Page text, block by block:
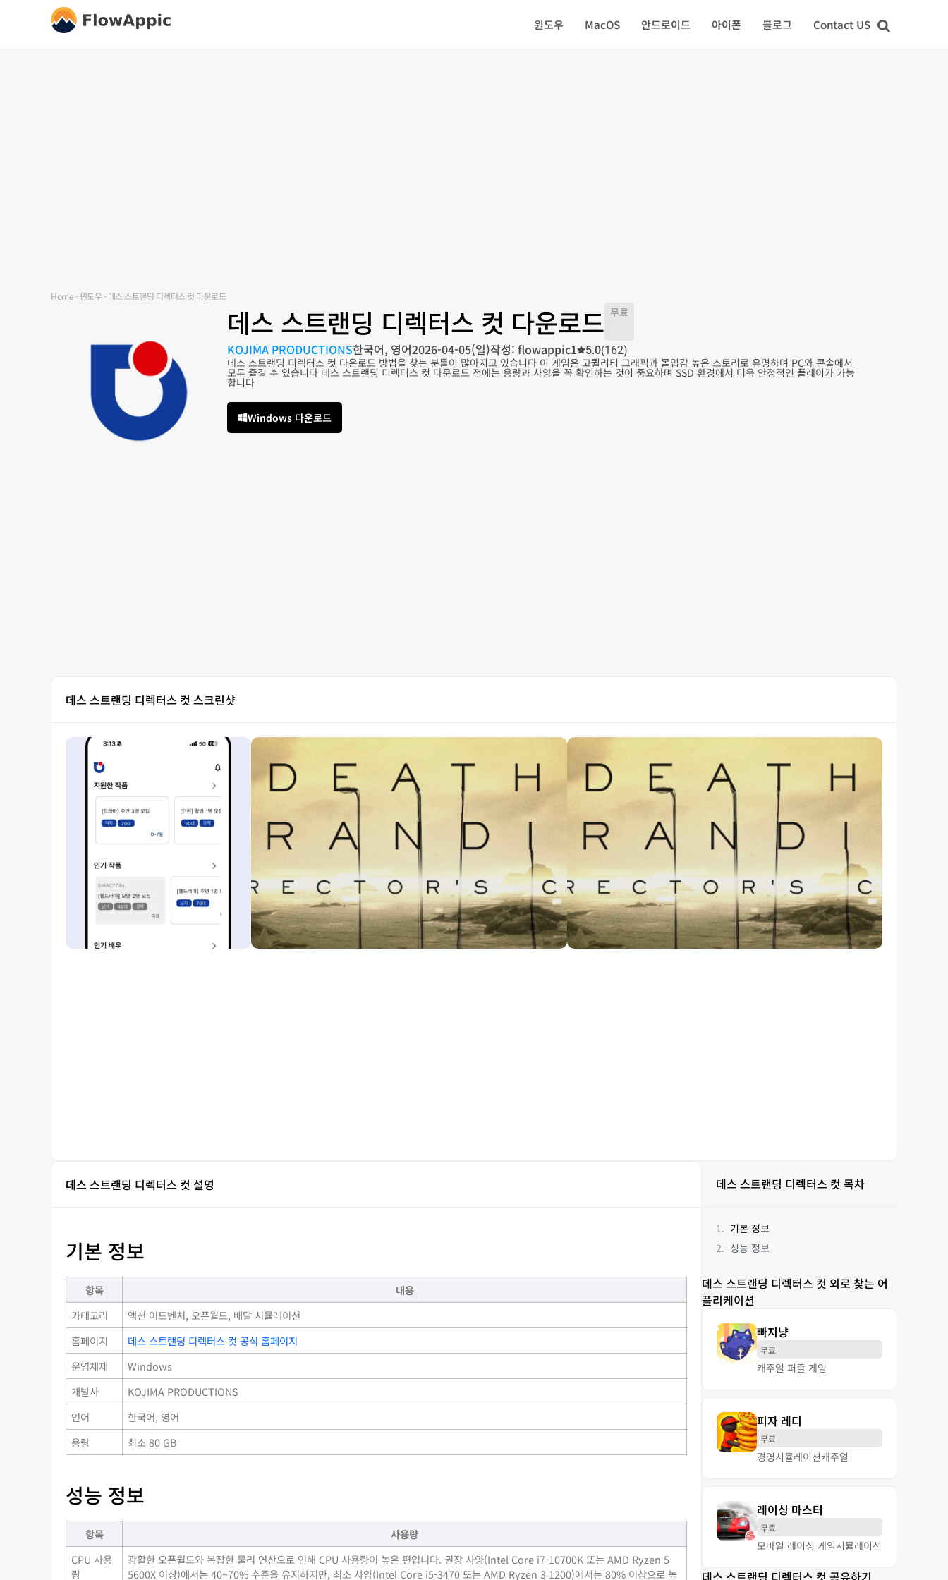
윈도우 MacOS 안드로이드 아이폰 블로그 Contact US
Home-윈도우-데스 스트랜딩 디렉터스 컷 다운로드
데스 스트랜딩 디렉터스 컷 다운로드 무료
KOJIMA PRODUCTIONS한국어, 영어2026-04-05(일)작성: flowappic1 5.0(162)
데스 스트랜딩 디렉터스 컷 다운로드 방법을 찾는 분들이 많아지고 있습니다 이 게임은 고퀄리티 그래픽과 몰입감 높은 스토리로 유명하며 PC와 콘솔에서
모두 즐길 수 있습니다 데스 스트랜딩 디렉터스 컷 다운로드 전에는 용량과 사양을 꼭 확인하는 것이 중요하며 SSD 환경에서 더욱 안정적인 플레이가 가능
합니다
Windows 다운로드
데스 스트랜딩 디렉터스 컷 스크린샷
데스 스트랜딩 디렉터스 컷 설명
기본 정보
항목
내용
카테고리
액션 어드벤처, 오픈월드, 배달 시뮬레이션
홈페이지
데스 스트랜딩 디렉터스 컷 공식 홈페이지
운영체제
Windows
개발사
KOJIMA PRODUCTIONS
언어
한국어, 영어
용량
최소 80 GB
성능 정보
항목
사용량
CPU 사용
량
광활한 오픈월드와 복잡한 물리 연산으로 인해 CPU 사용량이 높은 편입니다. 권장 사양(Intel Core i7-10700K 또는 AMD Ryzen 5
5600X 이상)에서는 40~70% 수준을 유지하지만, 최소 사양(Intel Core i5-3470 또는 AMD Ryzen 3 1200)에서는 80% 이상으로 높
데스 스트랜딩 디렉터스 컷 목차
기본 정보
성능 정보
데스 스트랜딩 디렉터스 컷 외로 찾는 어
플리케이션
빠지냥
무료
캐주얼 퍼즐 게임
피자 레디
무료
경영시뮬레이션캐주얼
레이싱 마스터
무료
모바일 레이싱 게임시뮬레이션
데스 스트랜딩 디렉터스 컷 공유하기